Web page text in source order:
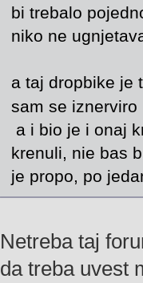
bi trebalo
niko ne
a taj dropbike je
sam se
a i bio je i onaj
krenuli, nie bas
je propo, po
Netreba taj
da treba uvest